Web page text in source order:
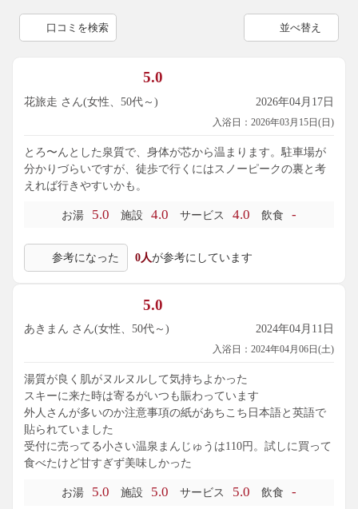
口コミを検索 並べ替え
5.0
花旅走 さん(女性、50代～) 2026年04月17日
入浴日：2026年03月15日(日)
とろ〜んとした泉質で、身体が芯から温まります。駐車場が
分かりづらいですが、徒歩で行くにはスノーピークの裏と考
えれば行きやすいかも。
お湯 5.0 施設 4.0 サービス 4.0 飲食 -
参考になった 0人が参考にしています
5.0
あきまん さん(女性、50代～) 2024年04月11日
入浴日：2024年04月06日(土)
湯質が良く肌がヌルヌルして気持ちよかった
スキーに来た時は寄るがいつも賑わっています
外人さんが多いのか注意事項の紙があちこち日本語と英語で
貼られていました
受付に売ってる小さい温泉まんじゅうは110円。試しに買って
食べたけど甘すぎず美味しかった
お湯 5.0 施設 5.0 サービス 5.0 飲食 -